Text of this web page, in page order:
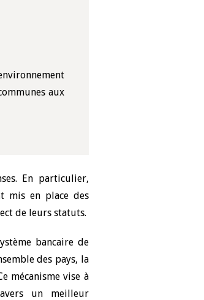
aux
En particulier,
mis en place des
de leurs statuts.
bancaire de
des pays, la
mécanisme vise à
un meilleur